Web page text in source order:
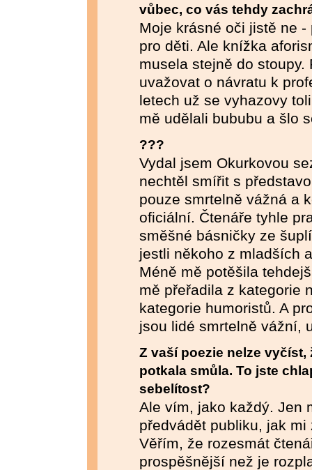
vůbec, co vás tehdy
Moje krásné oči jistě ne
pro děti. Ale knížka
musela stejně do
uvažovat o návratu k
letech už se vyhazovy
mě udělali bububu a šlo
???
Vydal jsem Okurkovou
nechtěl smířit s
pouze smrtelně vážná a
oficiální. Čtenáře tyhle
směšné básničky ze
jestli někoho z mladších
Méně mě potěšila
mě přeřadila z kategorie
kategorie humoristů. A
jsou lidé smrtelně vážní,
Z vaší poezie nelze
potkala smůla. To jste
sebelítost?
Ale vím, jako každý. Jen
předvádět publiku, jak
Věřím, že rozesmát
prospěšnější než je